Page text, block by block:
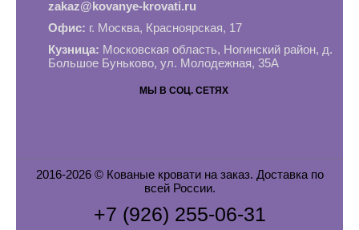
zakaz@kovanye-krovati.ru
Офис: г. Москва, Красноярская, 17
Кузница: Московская область, Ногинский район, д.
Большое Буньково, ул. Молодежная, 35А
МЫ В СОЦ. СЕТЯХ
2016-2026 © Кованые кровати на заказ. Доставка по
всей России.
+7 (926) 255-06-31